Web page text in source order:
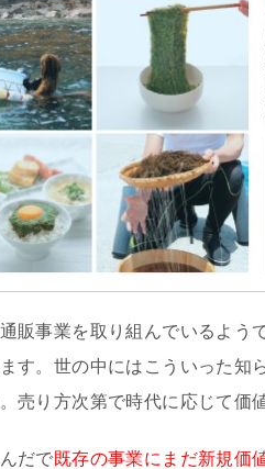
販事業を取り組んでいるよう
す。世の中にはこういった知
売り方次第で時代に応じて価
だで既存の事業にまだ新規価